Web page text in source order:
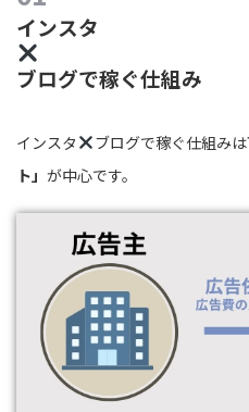
インスタ
ブログで稼ぐ仕組み
インスタ ブログで稼ぐ仕組み
ト」 が中心です。